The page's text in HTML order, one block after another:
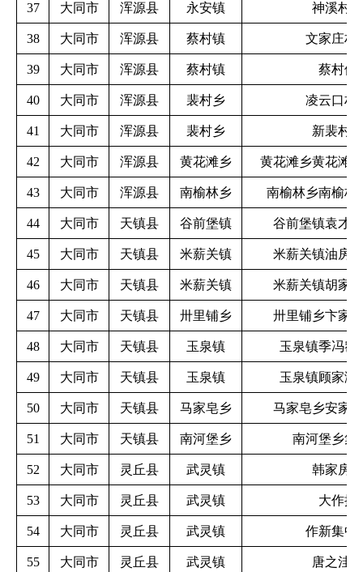
37 大同市 浑源县 永安镇 神溪村
38 大同市 浑源县 蔡村镇 文家庄村
39 大同市 浑源县 蔡村镇 蔡村供
40 大同市 浑源县 裴村乡 凌云口村
41 大同市 浑源县 裴村乡 新裴村
42 大同市 浑源县 黄花滩乡 黄花滩乡黄花滩
43 大同市 浑源县 南榆林乡 南榆林乡南榆林
44 大同市 天镇县 谷前堡镇 谷前堡镇袁才
45 大同市 天镇县 米薪关镇 米薪关镇油房
46 大同市 天镇县 米薪关镇 米薪关镇胡家
47 大同市 天镇县 卅里铺乡 卅里铺乡卞家
48 大同市 天镇县 玉泉镇 玉泉镇季冯窑
49 大同市 天镇县 玉泉镇 玉泉镇顾家湾
50 大同市 天镇县 马家皂乡 马家皂乡安家
51 大同市 天镇县 南河堡乡 南河堡乡集
52 大同市 灵丘县 武灵镇 韩家房
53 大同市 灵丘县 武灵镇 大作提
54 大同市 灵丘县 武灵镇 作新集中
55 大同市 灵丘县 武灵镇 唐之洼